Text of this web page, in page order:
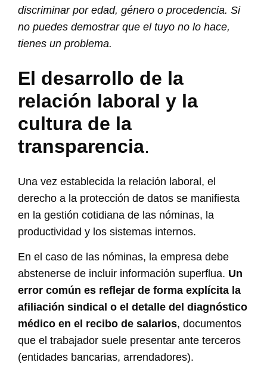
discriminar por edad, género o procedencia. Si
no puedes demostrar que el tuyo no lo hace,
tienes un problema.
El desarrollo de la
relación laboral y la
cultura de la
transparencia.
Una vez establecida la relación laboral, el
derecho a la protección de datos se manifiesta
en la gestión cotidiana de las nóminas, la
productividad y los sistemas internos.
En el caso de las nóminas, la empresa debe
abstenerse de incluir información superflua. Un
error común es reflejar de forma explícita la
afiliación sindical o el detalle del diagnóstico
médico en el recibo de salarios, documentos
que el trabajador suele presentar ante terceros
(entidades bancarias, arrendadores).